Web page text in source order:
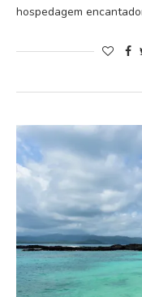
hospedagem